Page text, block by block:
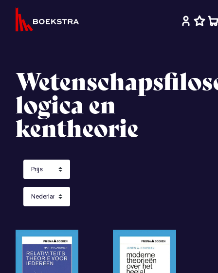
logica en
kentheorie